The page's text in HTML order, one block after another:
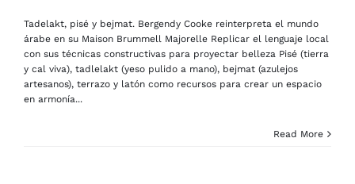
Tadelakt, pisé y bejmat. Bergendy Cooke reinterpreta el mundo
árabe en su Maison Brummell Majorelle Replicar el lenguaje local
con sus técnicas constructivas para proyectar belleza Pisé (tierra
y cal viva), tadlelakt (yeso pulido a mano), bejmat (azulejos
artesanos), terrazo y latón como recursos para crear un espacio
en armonía...
Read More